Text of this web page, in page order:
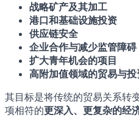
战略矿产及其加工
港口和基础设施投资
供应链安全
企业合作与减少监管障碍
扩大青年机会的项目
高附加值领域的贸易与投
其目标是将传统的贸易关系转
项相符的更深入、更复杂的经